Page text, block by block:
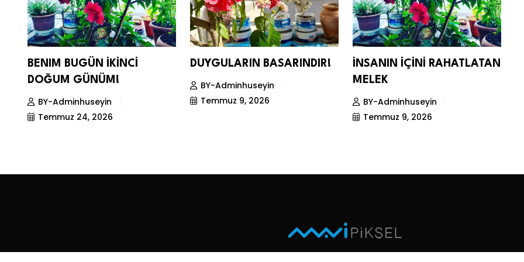
BENIM BUGÜN İKİNCİ
DOĞUM GÜNÜM!
BY-Adminhuseyin
Temmuz 24, 2026
DUYGULARIN BASARINDIR!
BY-Adminhuseyin
Temmuz 9, 2026
İNSANIN İÇİNİ RAHATLATAN
MELEK
BY-Adminhuseyin
Temmuz 9, 2026